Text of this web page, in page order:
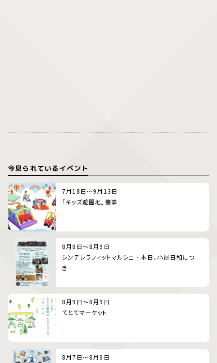
今見られているイベント
7月18日～9月13日
「キッズ遊園地」催事
8月8日～8月9日
シンデレラフィットマルシェ‐本日、小屋日和につ
き‐
8月9日～8月9日
てとてマーケット
8月7日～8月9日